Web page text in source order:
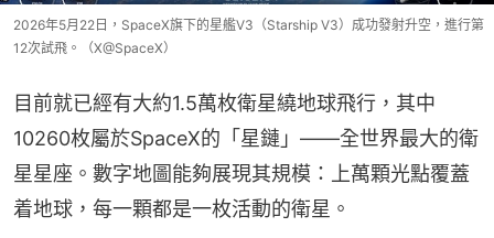
2026年5月22日，SpaceX旗下的星艦V3（Starship V3）成功發射升空，進行第
12次試飛。（X@SpaceX）
目前就已經有大約1.5萬枚衛星繞地球飛行，其中
10260枚屬於SpaceX的「星鏈」——全世界最大的衛
星星座。數字地圖能夠展現其規模：上萬顆光點覆蓋
着地球，每一顆都是一枚活動的衛星。